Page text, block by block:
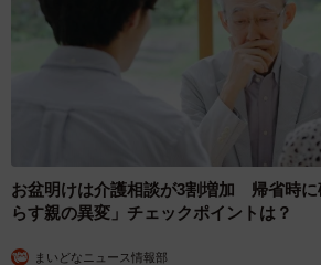
お盆明けは介護相談が3割増加 帰省時に
らす親の異変」チェックポイントは？
まいどなニュース情報部